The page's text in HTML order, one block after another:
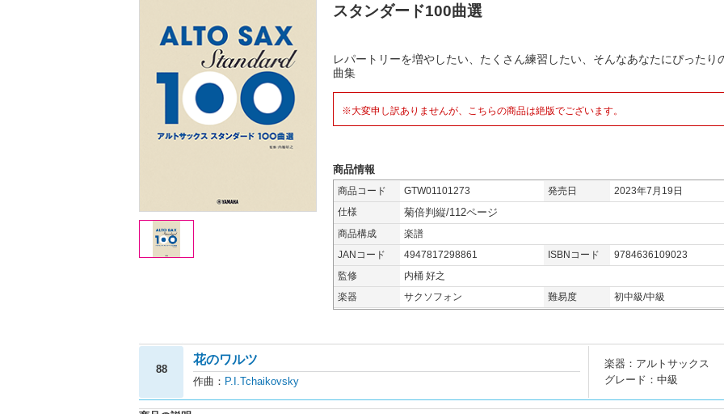
スタンダード100曲選
レパートリーを増やしたい、たくさん練習したい、そんなあなたにぴったり
曲集
※大変申し訳ありませんが、こちらの商品は絶版でございます。
商品情報
商品コード GTW01101273 発売日
2023年7月19日
仕様
菊倍判縦/112ページ
商品構成
楽譜
JANコード
4947817298861 ISBNコード
9784636109023
監修
内桶 好之
楽器
サクソフォン 難易度 初中級/中級
88
花のワルツ
作曲： P.I.Tchaikovsky
楽器：アルトサックス
グレード：中級